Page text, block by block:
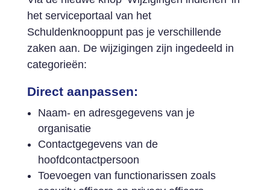
het serviceportaal van het
Schuldenknooppunt pas je verschillende
zaken aan. De wijzigingen zijn ingedeeld in
categorieën:
Direct aanpassen:
Naam- en adresgegevens van je
organisatie
Contactgegevens van de
hoofdcontactpersoon
Toevoegen van functionarissen zoals